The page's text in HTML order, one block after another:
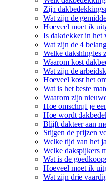
Zijn
Wat zijn de
Hoeveel moet ik
Is dakdekker in het
Wat zijn de 4
Welke dakshingles
Waarom kost
Wat zijn de
Hoeveel kost het
Wat is het beste
Waarom zijn
Hoe omschrijf je
Hoe wordt
Blijft dakteer aan
Stijgen de prijzen
Welke tijd van het
Welke dakspijkers
Wat is de
Hoeveel moet ik
Wat zijn drie